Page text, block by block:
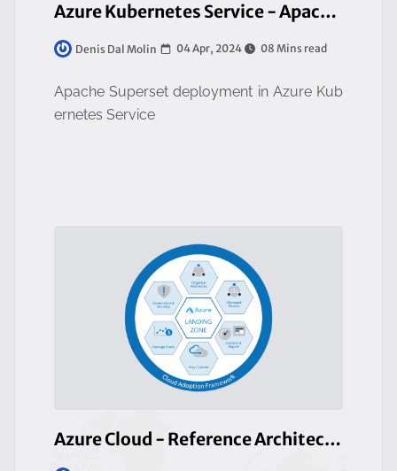
Azure Kubernetes Service - Apache Superset deployment
Denis Dal Molin 04 Apr, 2024 08 Mins read
Apache Superset deployment in Azure Kub
ernetes Service
Azure Cloud - Reference Architecture Design